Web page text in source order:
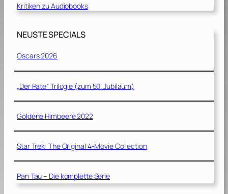
Kritiken zu Audiobooks
NEUSTE SPECIALS
Oscars 2026
„Der Pate“ Trilogie (zum 50. Jubiläum)
Goldene Himbeere 2022
Star Trek: The Original 4-Movie Collection
Pan Tau – Die komplette Serie